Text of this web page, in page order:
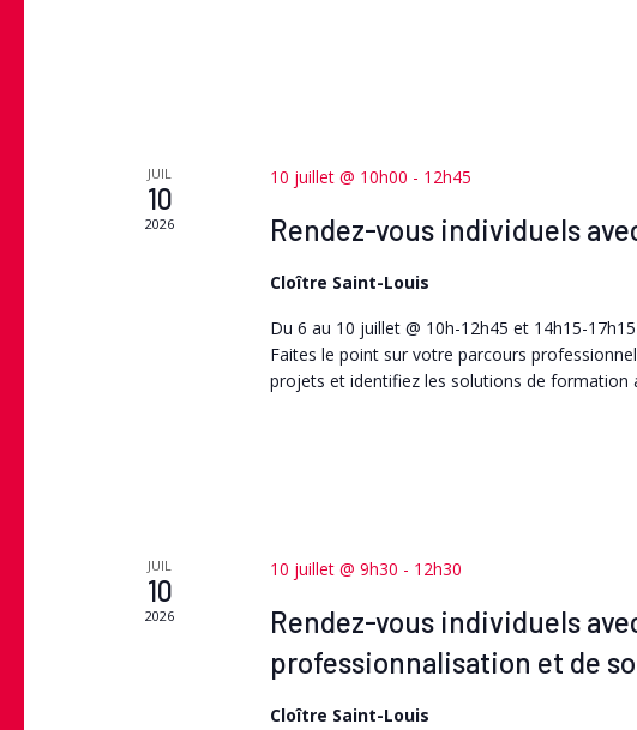
JUIL
10
2026
10 juillet @ 10h00 - 12h45
Rendez-vous individuels
Cloître Saint-Louis
Du 6 au 10 juillet @ 10h-12h45 et 14h15-17h15
Faites le point sur votre parcours
projets et identifiez les solutions de formation
JUIL
10
2026
10 juillet @ 9h30 - 12h30
Rendez-vous individuels
professionnalisation et de
Cloître Saint-Louis